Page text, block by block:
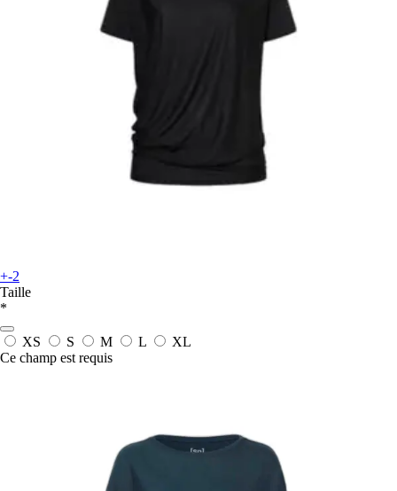
+-2
Taille
*
XS S M L
XL
Ce champ est requis